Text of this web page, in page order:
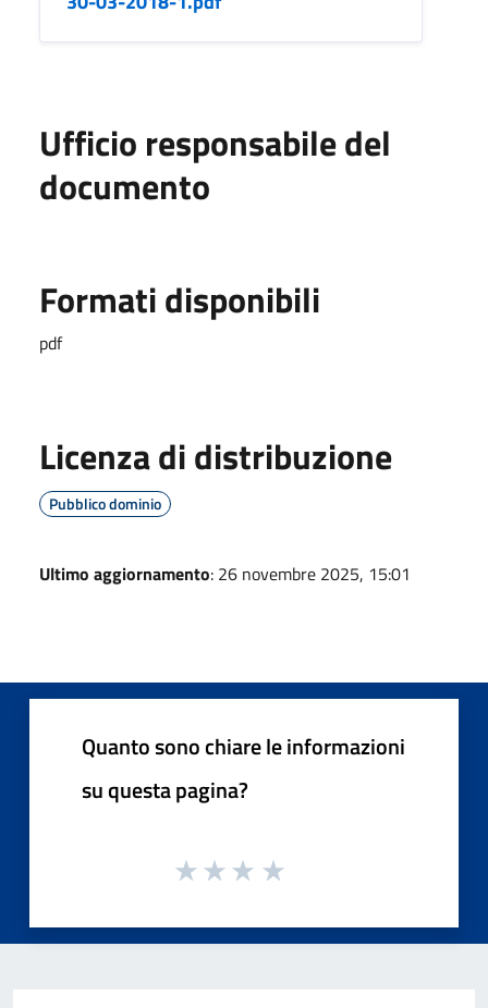
Ufficio responsabile del
documento
Formati disponibili
pdf
Licenza di distribuzione
Pubblico dominio
Ultimo aggiornamento: 26 novembre 2025, 15:01
Quanto sono chiare le informazioni
su questa pagina?